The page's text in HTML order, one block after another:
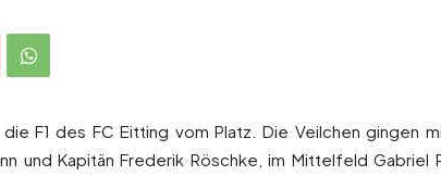
F1 des FC Eitting vom Platz. Die Veilchen gingen
und Kapitän Frederik Röschke, im Mittelfeld Gabriel